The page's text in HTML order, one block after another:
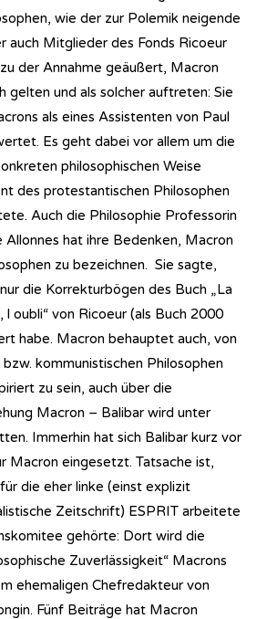
wie der zur Polemik neigende
auch Mitglieder des Fonds Ricoeur
der Annahme geäußert, Macron
gelten und als solcher auftreten: Sie
als eines Assistenten von Paul
Es geht dabei vor allem um die
philosophischen Weise
des protestantischen Philosophen
Auch die Philosophie Professorin
Allonnes hat ihre Bedenken, Macron
zu bezeichnen. Sie sagte,
die Korrekturbögen des Buch „La
oubli“ von Ricoeur (als Buch 2000
habe. Macron behauptet auch, von
kommunistischen Philosophen
zu sein, auch über die
Macron – Balibar wird unter
Immerhin hat sich Balibar kurz vor
Macron eingesetzt. Tatsache ist,
die eher linke (einst explizit
Zeitschrift) ESPRIT arbeitete
gehörte: Dort wird die
Zuverlässigkeit“ Macrons
ehemaligen Chefredakteur von
Fünf Beiträge hat Macron